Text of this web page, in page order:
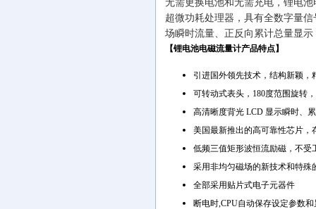
超微功耗处理器，具有全数字量
场瞬时流量、正反向累计总量显
【锂电池电磁流量计产品特点】
引进国外领先技术，结构新颖
可转动式表头，180度范围旋转
高清晰度背光 LCD 显示瞬时、
美国最新推出的高可靠性芯片，
低频三值矩形波恒流励磁，不受
采用非均匀磁场的新技术和特殊
全部采用贴片式电子元器件
断电时,CPU自动保存设定参数